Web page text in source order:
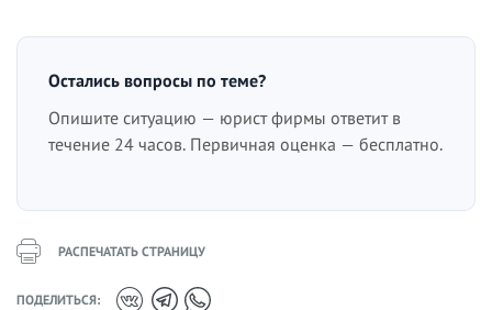
Остались вопросы по теме?
Опишите ситуацию — юрист фирмы ответит в
течение 24 часов. Первичная оценка — бесплатно.
РАСПЕЧАТАТЬ СТРАНИЦУ
ПОДЕЛИТЬСЯ: